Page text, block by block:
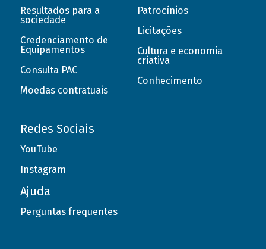
Resultados para a
sociedade
Credenciamento de
Equipamentos
Consulta PAC
Moedas contratuais
Patrocínios
Licitações
Cultura e economia
criativa
Conhecimento
Redes Sociais
YouTube
Instagram
Ajuda
Perguntas frequentes